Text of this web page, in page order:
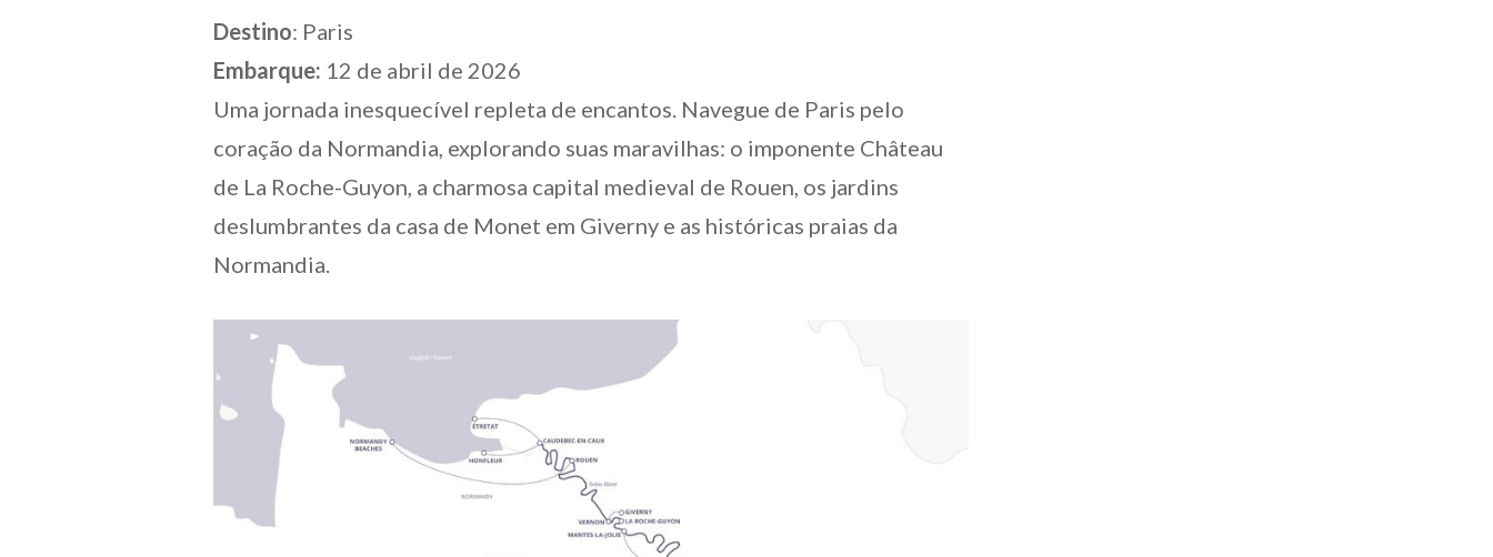
Destino: Paris
Embarque: 12 de abril de 2026
Uma jornada inesquecível repleta de encantos. Navegue de Paris pelo
coração da Normandia, explorando suas maravilhas: o imponente Château
de La Roche-Guyon, a charmosa capital medieval de Rouen, os jardins
deslumbrantes da casa de Monet em Giverny e as históricas praias da
Normandia.